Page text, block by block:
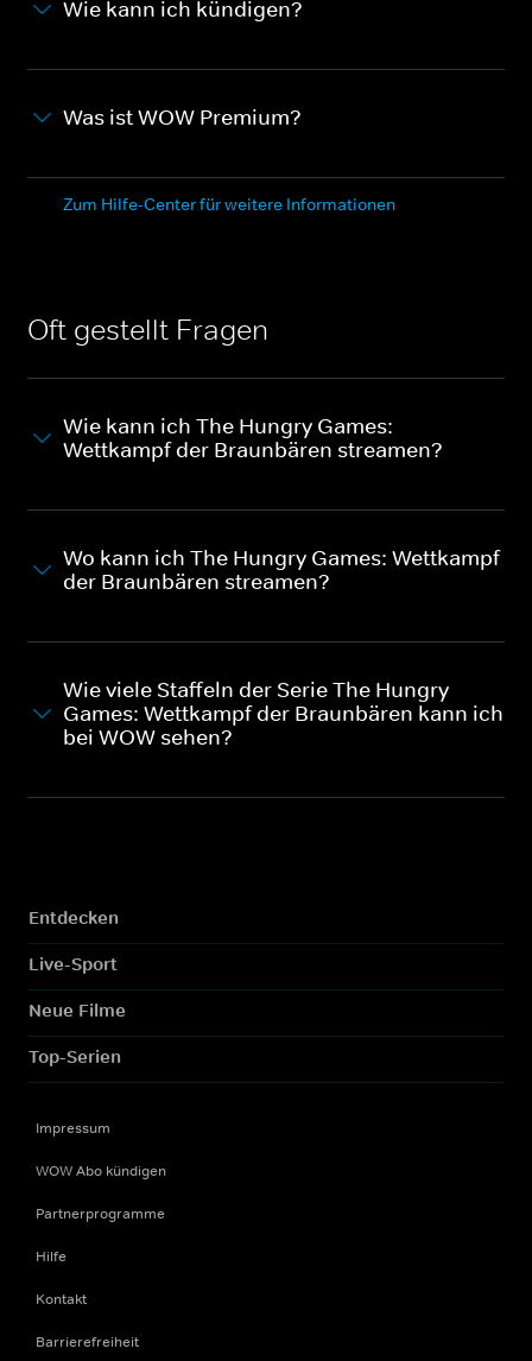
Wie kann ich kündigen?
Was ist WOW Premium?
Zum Hilfe-Center für weitere Informationen
Oft gestellt Fragen
Wie kann ich The Hungry Games:
Wettkampf der Braunbären streamen?
Wo kann ich The Hungry Games: Wettkampf
der Braunbären streamen?
Wie viele Staffeln der Serie The Hungry
Games: Wettkampf der Braunbären kann ich
bei WOW sehen?
Entdecken
Live-Sport
Neue Filme
Top-Serien
Impressum
WOW Abo kündigen
Partnerprogramme
Hilfe
Kontakt
Barrierefreiheit